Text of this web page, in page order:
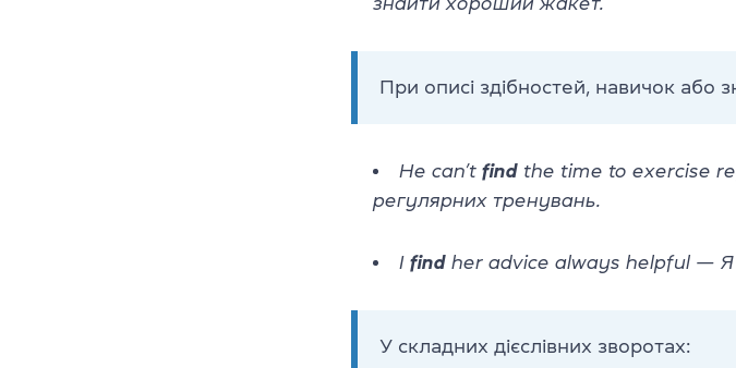
При описі здібностей, навичок або
He can’t find the time to exercise
регулярних тренувань.
I find her advice always helpful — Я
У складних дієслівних зворотах: